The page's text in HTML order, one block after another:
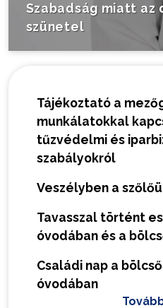
Szabadság miatt az
szünetel
Tájékoztató a
munkálatokkal
tűzvédelmi és
szabályokról
Veszélyben a
Tavasszal történt
óvodában és a
Családi nap a
óvodában